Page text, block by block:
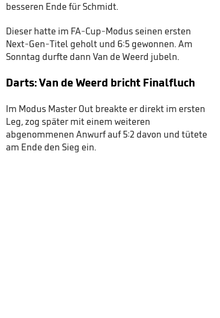
besseren Ende für Schmidt.
Dieser hatte im FA-Cup-Modus seinen ersten
Next-Gen-Titel geholt und 6:5 gewonnen. Am
Sonntag durfte dann Van de Weerd jubeln.
Darts: Van de Weerd bricht Finalfluch
Im Modus Master Out breakte er direkt im ersten
Leg, zog später mit einem weiteren
abgenommenen Anwurf auf 5:2 davon und tütete
am Ende den Sieg ein.